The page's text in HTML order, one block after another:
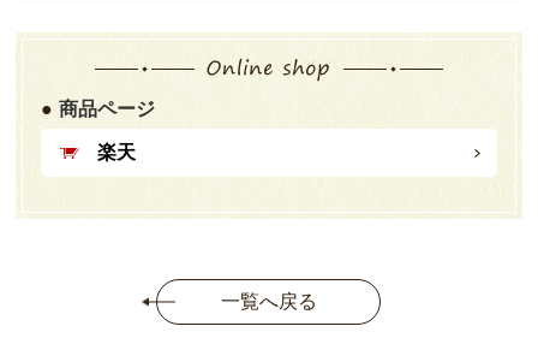
商品ページ
楽天
一覧へ戻る